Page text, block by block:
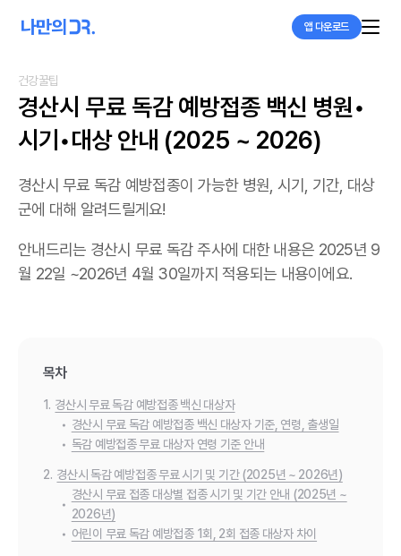
앱 다운로드
건강꿀팁
경산시 무료 독감 예방접종 백신 병원•
시기•대상 안내 (2025 ~ 2026)
경산시 무료 독감 예방접종이 가능한 병원, 시기, 기간, 대상
군에 대해 알려드릴게요!
안내드리는 경산시 무료 독감 주사에 대한 내용은 2025년 9
월 22일 ~2026년 4월 30일까지 적용되는 내용이에요.
목차
1. 경산시 무료 독감 예방접종 백신 대상자
• 경산시 무료 독감 예방접종 백신 대상자 기준, 연령, 출생일
• 독감 예방접종 무료 대상자 연령 기준 안내
2. 경산시 독감 예방접종 무료 시기 및 기간 (2025년 ~ 2026년)
•
경산시 무료 접종 대상별 접종 시기 및 기간 안내 (2025년 ~
2026년)
• 어린이 무료 독감 예방접종 1회, 2회 접종 대상자 차이